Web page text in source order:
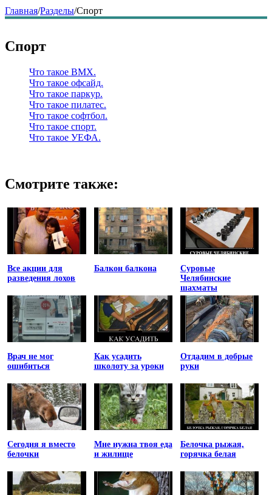
Главная/Разделы/Спорт
Спорт
Что такое BMX.
Что такое офсайд.
Что такое паркур.
Что такое пилатес.
Что такое софтбол.
Что такое спорт.
Что такое УЕФА.
Смотрите также:
Все акции для
разведения лохов
Балкон балкона
Суровые
Челябинские
шахматы
Врач не мог
ошибиться
Как усадить
школоту за уроки
Отдадим в добрые
руки
Сегодня я вместо
белочки
Мне нужна твоя еда
и жилище
Белочка рыжая,
горячка белая